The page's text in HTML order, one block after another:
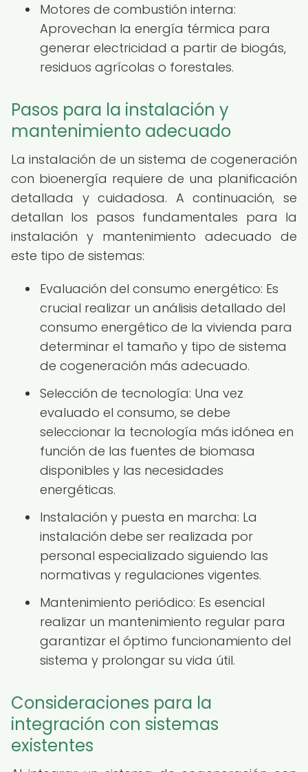
Motores de combustión interna:
Aprovechan la energía térmica para
generar electricidad a partir de biogás,
residuos agrícolas o forestales.
Pasos para la instalación y
mantenimiento adecuado
La instalación de un sistema de cogeneración
con bioenergía requiere de una planificación
detallada y cuidadosa. A continuación, se
detallan los pasos fundamentales para la
instalación y mantenimiento adecuado de
este tipo de sistemas:
Evaluación del consumo energético: Es
crucial realizar un análisis detallado del
consumo energético de la vivienda para
determinar el tamaño y tipo de sistema
de cogeneración más adecuado.
Selección de tecnología: Una vez
evaluado el consumo, se debe
seleccionar la tecnología más idónea en
función de las fuentes de biomasa
disponibles y las necesidades
energéticas.
Instalación y puesta en marcha: La
instalación debe ser realizada por
personal especializado siguiendo las
normativas y regulaciones vigentes.
Mantenimiento periódico: Es esencial
realizar un mantenimiento regular para
garantizar el óptimo funcionamiento del
sistema y prolongar su vida útil.
Consideraciones para la
integración con sistemas
existentes